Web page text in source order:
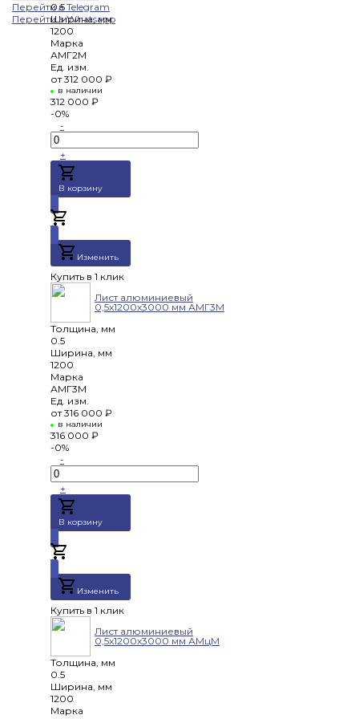
Перейти в Telegram
Перейти в Whatsapp
0.5
Ширина, мм
1200
Марка
АМГ2М
Ед. изм.
от 312 000 ₽
в наличии
312 000 ₽
-0%
-
+
В корзину
Изменить
Купить в 1 клик
Лист алюминиевый
0,5х1200х3000 мм АМГ3М
Толщина, мм
0.5
Ширина, мм
1200
Марка
АМГ3М
Ед. изм.
от 316 000 ₽
в наличии
316 000 ₽
-0%
-
+
В корзину
Изменить
Купить в 1 клик
Лист алюминиевый
0,5х1200х3000 мм АМцМ
Толщина, мм
0.5
Ширина, мм
1200
Марка